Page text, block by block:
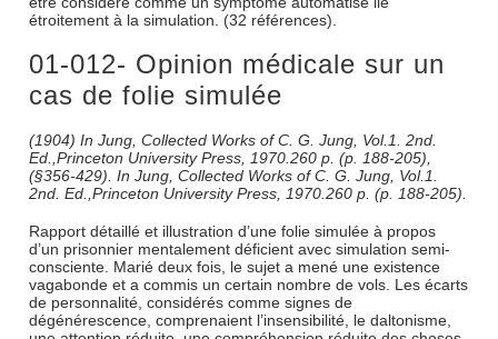
étroitement à la simulation. (32 références).
01-012- Opinion médicale sur un
cas de folie simulée
(1904) In Jung, Collected Works of C. G. Jung, Vol.1. 2nd.
Ed.,Princeton University Press, 1970.260 p. (p. 188-205),
(§356-429). In Jung, Collected Works of C. G. Jung, Vol.1.
2nd. Ed.,Princeton University Press, 1970.260 p. (p. 188-205).
Rapport détaillé et illustration d’une folie simulée à propos
d’un prisonnier mentalement déficient avec simulation semi-
consciente. Marié deux fois, le sujet a mené une existence
vagabonde et a commis un certain nombre de vols. Les écarts
de personnalité, considérés comme signes de
dégénérescence, comprenaient l’insensibilité, le daltonisme,